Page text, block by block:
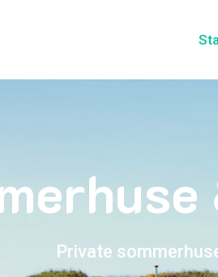
Private